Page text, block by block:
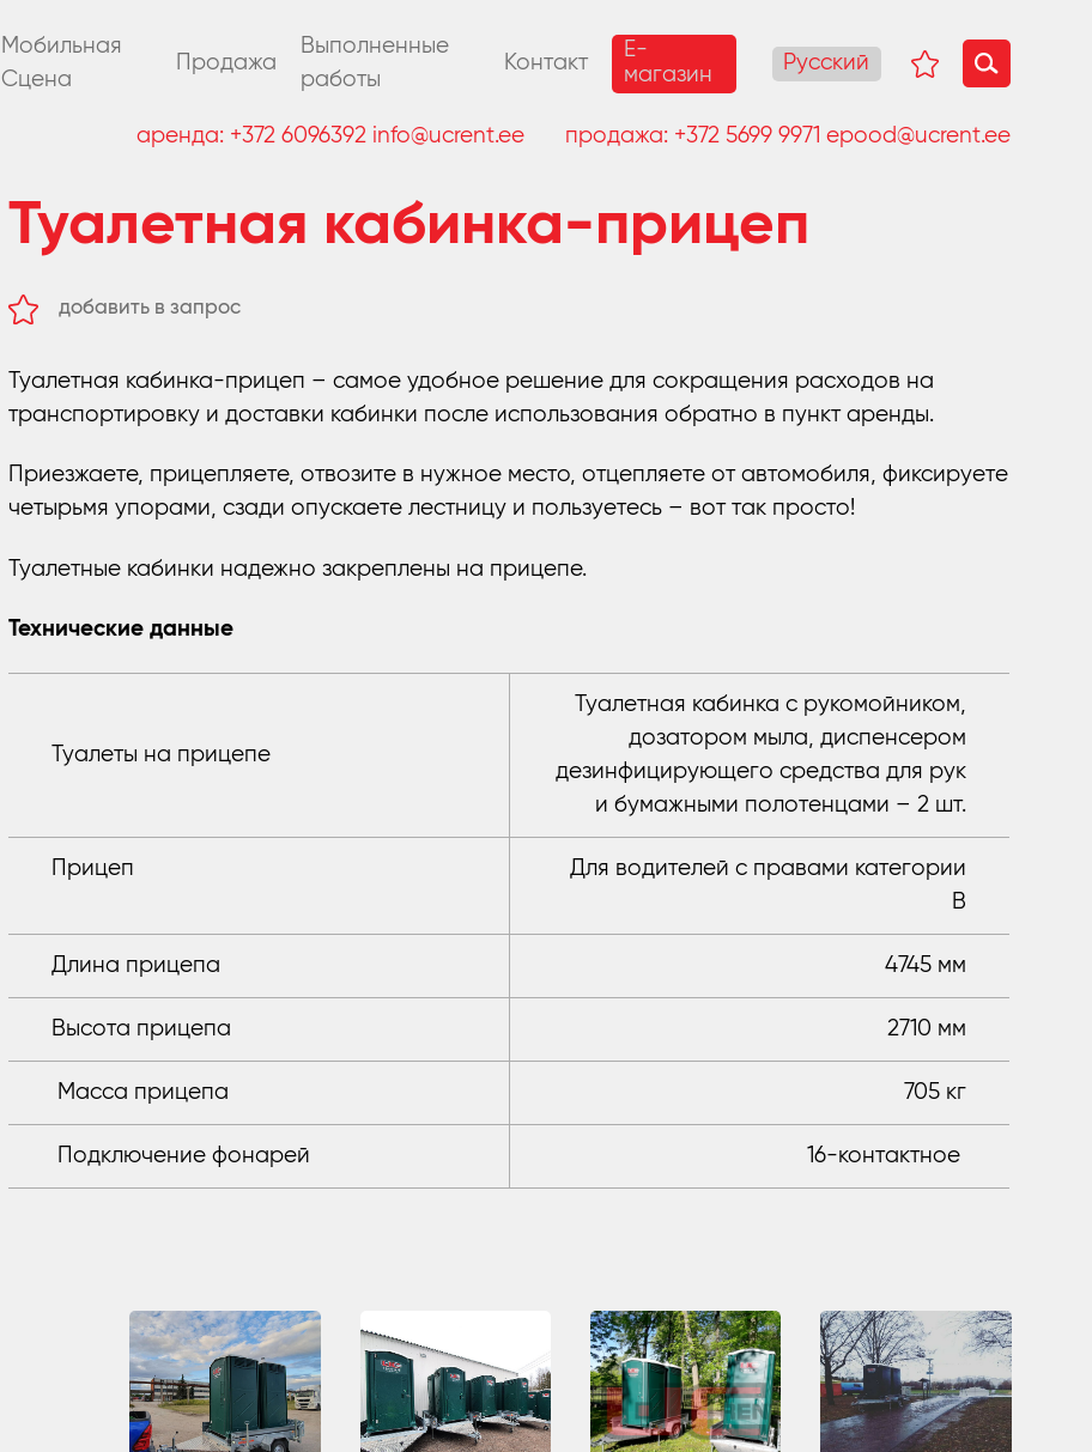
Mобильная
Cцена
Продажа
Выполненные
работы
Контакт
E-
магазин
Русский
аренда: +372 6096392 info@ucrent.ee продажа: +372 5699 9971 epood@ucrent.ee
Туалетная кабинка-прицеп
добавить в запрос
Туалетная кабинка-прицеп – самое удобное решение для сокращения расходов на
транспортировку и доставки кабинки после использования обратно в пункт аренды.
Приезжаете, прицепляете, отвозите в нужное место, отцепляете от автомобиля, фиксируете
четырьмя упорами, сзади опускаете лестницу и пользуетесь – вот так просто!
Туалетные кабинки надежно закреплены на прицепе.
Технические данные
Туалеты на прицепе
Туалетная кабинка с рукомойником,
дозатором мыла, диспенсером
дезинфицирующего средства для рук
и бумажными полотенцами – 2 шт.
Прицеп
Для водителей с правами категории
B
Длина прицепа 4745 мм
Высота прицепа 2710 мм
Масса прицепа 705 кг
Подключение фонарей 16-контактное